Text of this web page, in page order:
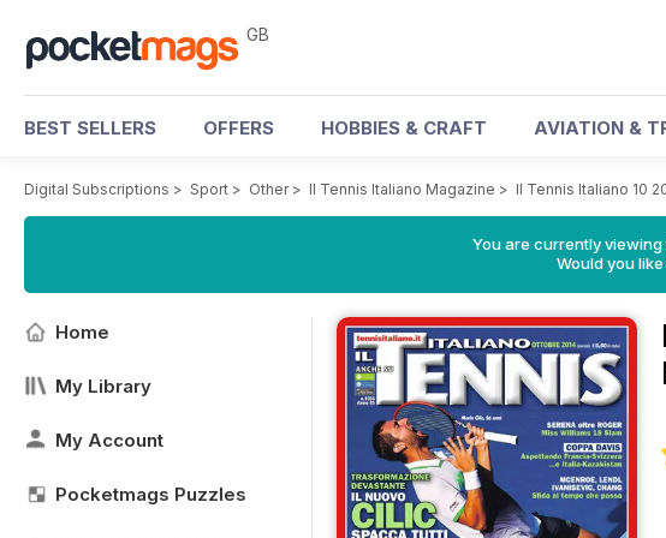
GB
BEST SELLERS OFFERS HOBBIES & CRAFT AVIATION &
Digital Subscriptions > Sport > Other> Il Tennis Italiano Magazine > Il Tennis Italiano 10
You are currently
Would you
Home
My Library
My Account
Pocketmags Puzzles